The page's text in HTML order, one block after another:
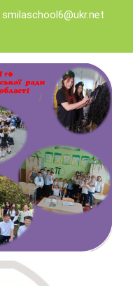
smilaschool6@ukr.net